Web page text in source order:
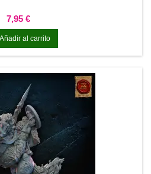
Precio
7,95 €
Añadir al carrito